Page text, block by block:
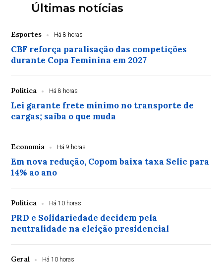
Últimas notícias
Esportes Há 8 horas
CBF reforça paralisação das competições
durante Copa Feminina em 2027
Política Há 8 horas
Lei garante frete mínimo no transporte de
cargas; saiba o que muda
Economia Há 9 horas
Em nova redução, Copom baixa taxa Selic para
14% ao ano
Política Há 10 horas
PRD e Solidariedade decidem pela
neutralidade na eleição presidencial
Geral Há 10 horas